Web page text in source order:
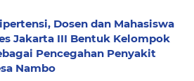
Dosen dan Mahasiswa
Jakarta III Bentuk Kelompok
Pencegahan Penyakit
Nambo